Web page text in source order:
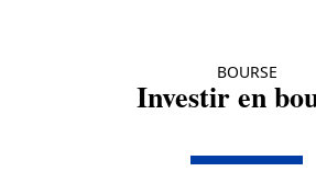
BOURSE
Investir en